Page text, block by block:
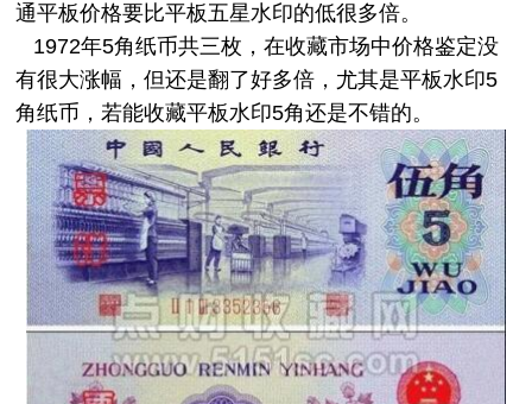
通平板价格要比平板五星水印的低很多倍。
1972年5角纸币共三枚，在收藏市场中价格鉴定没
有很大涨幅，但还是翻了好多倍，尤其是平板水印5
角纸币，若能收藏平板水印5角还是不错的。